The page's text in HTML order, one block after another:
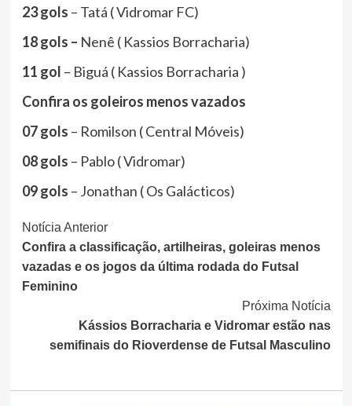
23 gols – Tatá ( Vidromar FC)
18 gols – Nenê ( Kassios Borracharia)
11 gol – Biguá ( Kassios Borracharia )
Confira os goleiros menos vazados
07 gols – Romilson ( Central Móveis)
08 gols – Pablo ( Vidromar)
09 gols – Jonathan ( Os Galácticos)
Continue
Lendo
Notícia Anterior
Confira a classificação, artilheiras, goleiras menos
vazadas e os jogos da última rodada do Futsal
Feminino
Próxima Notícia
Kássios Borracharia e Vidromar estão nas
semifinais do Rioverdense de Futsal Masculino